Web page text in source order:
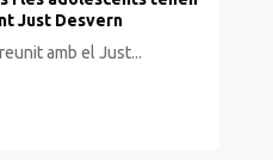
Just Desvern
amb el Just...